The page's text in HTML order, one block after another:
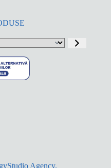
Agency.